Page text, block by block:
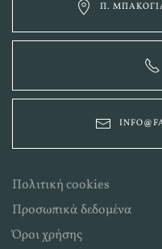
Π.
Πολιτική cookies
Προσωπικά δεδομένα
Όροι χρήσης